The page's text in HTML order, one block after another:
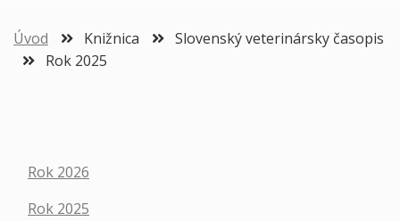
Úvod Knižnica
Slovenský veterinársky časopis
Rok 2025
Rok 2026
Rok 2025